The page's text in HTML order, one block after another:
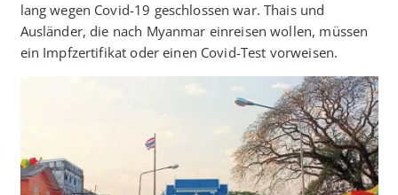
lang wegen Covid-19 geschlossen war. Thais und
Ausländer, die nach Myanmar einreisen wollen, müssen
ein Impfzertifikat oder einen Covid-Test vorweisen.